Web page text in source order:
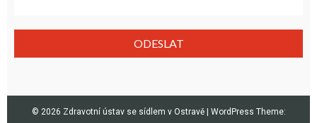
© 2026 Zdravotní ústav se sídlem v Ostravě | WordPress Theme: